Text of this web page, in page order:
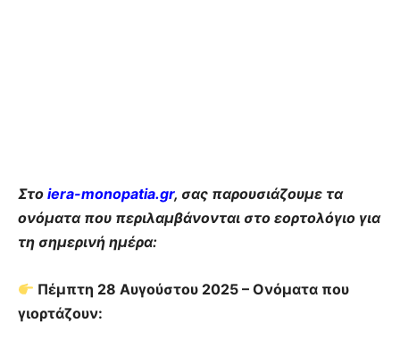
Στο iera-monopatia.gr, σας παρουσιάζουμε τα
ονόματα που περιλαμβάνονται στο εορτολόγιο για
τη σημερινή ημέρα:
Πέμπτη 28 Αυγούστου 2025 – Ονόματα που
γιορτάζουν: